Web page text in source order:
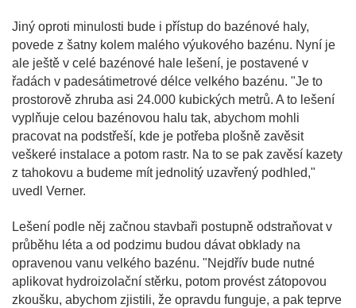
Jiný oproti minulosti bude i přístup do bazénové haly,
povede z šatny kolem malého výukového bazénu. Nyní je
ale ještě v celé bazénové hale lešení, je postavené v
řadách v padesátimetrové délce velkého bazénu. "Je to
prostorově zhruba asi 24.000 kubických metrů. A to lešení
vyplňuje celou bazénovou halu tak, abychom mohli
pracovat na podstřeší, kde je potřeba plošně zavěsit
veškeré instalace a potom rastr. Na to se pak zavěsí kazety
z tahokovu a budeme mít jednolitý uzavřený podhled,"
uvedl Verner.
Lešení podle něj začnou stavbaři postupně odstraňovat v
průběhu léta a od podzimu budou dávat obklady na
opravenou vanu velkého bazénu. "Nejdřív bude nutné
aplikovat hydroizolační stěrku, potom provést zátopovou
zkoušku, abychom zjistili, že opravdu funguje, a pak teprve